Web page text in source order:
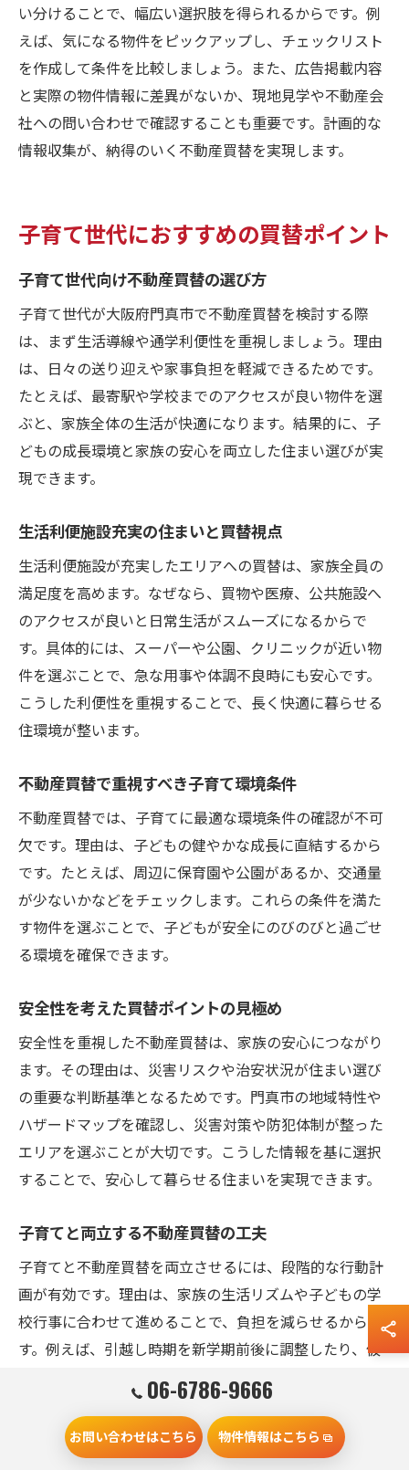
い分けることで、幅広い選択肢を得られるからです。例
えば、気になる物件をピックアップし、チェックリスト
を作成して条件を比較しましょう。また、広告掲載内容
と実際の物件情報に差異がないか、現地見学や不動産会
社への問い合わせで確認することも重要です。計画的な
情報収集が、納得のいく不動産買替を実現します。
子育て世代におすすめの買替ポイント
子育て世代向け不動産買替の選び方
子育て世代が大阪府門真市で不動産買替を検討する際
は、まず生活導線や通学利便性を重視しましょう。理由
は、日々の送り迎えや家事負担を軽減できるためです。
たとえば、最寄駅や学校までのアクセスが良い物件を選
ぶと、家族全体の生活が快適になります。結果的に、子
どもの成長環境と家族の安心を両立した住まい選びが実
現できます。
生活利便施設充実の住まいと買替視点
生活利便施設が充実したエリアへの買替は、家族全員の
満足度を高めます。なぜなら、買物や医療、公共施設へ
のアクセスが良いと日常生活がスムーズになるからで
す。具体的には、スーパーや公園、クリニックが近い物
件を選ぶことで、急な用事や体調不良時にも安心です。
こうした利便性を重視することで、長く快適に暮らせる
住環境が整います。
不動産買替で重視すべき子育て環境条件
不動産買替では、子育てに最適な環境条件の確認が不可
欠です。理由は、子どもの健やかな成長に直結するから
です。たとえば、周辺に保育園や公園があるか、交通量
が少ないかなどをチェックします。これらの条件を満た
す物件を選ぶことで、子どもが安全にのびのびと過ごせ
る環境を確保できます。
安全性を考えた買替ポイントの見極め
安全性を重視した不動産買替は、家族の安心につながり
ます。その理由は、災害リスクや治安状況が住まい選び
の重要な判断基準となるためです。門真市の地域特性や
ハザードマップを確認し、災害対策や防犯体制が整った
エリアを選ぶことが大切です。こうした情報を基に選択
することで、安心して暮らせる住まいを実現できます。
子育てと両立する不動産買替の工夫
子育てと不動産買替を両立させるには、段階的な行動計
画が有効です。理由は、家族の生活リズムや子どもの学
校行事に合わせて進めることで、負担を減らせるからで
す。例えば、引越し時期を新学期前後に調整したり、仮
り、家族全員が無理なく新生活に適応できます。
教育環境に配慮した買替成功のポイント
06-6786-9666
お問い合わせはこちら 物件情報はこちら